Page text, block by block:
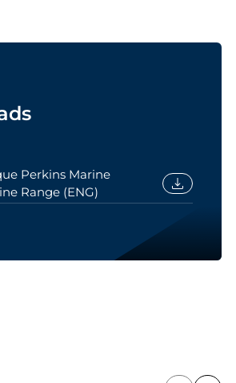
Perkins Marine
Range (ENG)
download